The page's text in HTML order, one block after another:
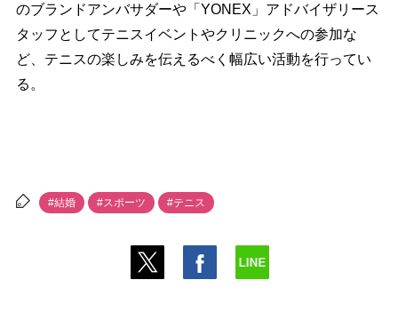
のブランドアンバサダーや「YONEX」アドバイザリース
タッフとしてテニスイベントやクリニックへの参加な
ど、テニスの楽しみを伝えるべく幅広い活動を行ってい
る。
#結婚 #スポーツ #テニス